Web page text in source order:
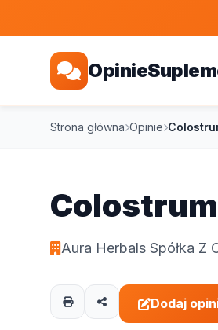
Strona główna Opinie
Aura Herbals Spółka
Dodaj